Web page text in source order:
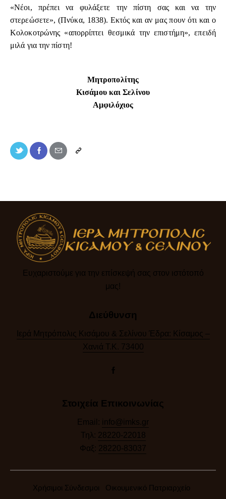
«Νέοι, πρέπει να φυλάξετε την πίστη σας και να την
στερεώσετε», (Πνύκα, 1838). Εκτός και αν μας πουν ότι και ο
Κολοκοτρώνης «απορρίπτει θεσμικά την επιστήμη», επειδή
μιλά για την πίστη!
Μητροπολίτης
Κισάμου και Σελίνου
Αμφιλόχιος
Ευχαριστούμε για την επίσκεψή σας στον ιστότοπό
μας!​
Διεύθυνση
Ιερά Μητρόπολις Κισάμου & Σελίνου Έδρα: Κίσαμος –
Χανιά Τ.Κ. 73400
Στοιχεία Επικοινωνίας
Email: info@imks.gr
Τηλ: 28220-22018
Φαξ: 28220-83037
Χρήσιμοι Σύνδεσμοι Οικουμενικό Πατριαρχείο